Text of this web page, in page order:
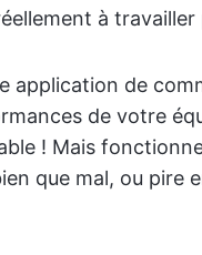
à
application de
de votre
! Mais
que mal, ou pire